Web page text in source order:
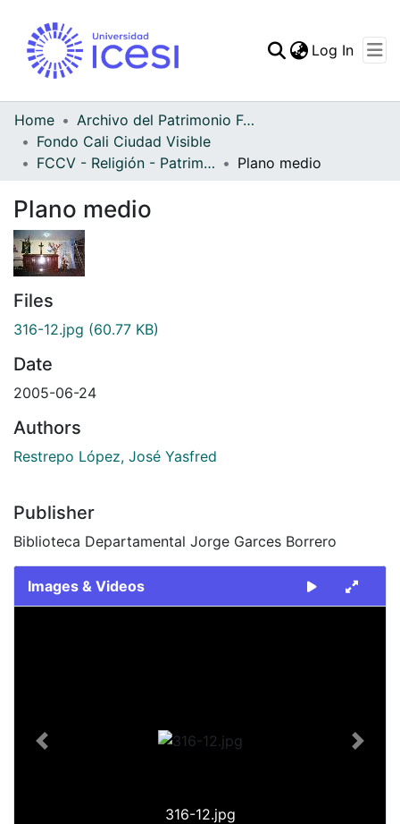
Log In
Home
Archivo del Patrimonio Fotográfico y Fílmico del Valle del Cauca
Fondo Cali Ciudad Visible
FCCV - Religión - Patrimonial
Plano medio
Plano medio
Files
316-12.jpg (60.77 KB)
Date
2005-06-24
Authors
Restrepo López, José Yasfred
Publisher
Biblioteca Departamental Jorge Garces Borrero
Images & Videos
316-12.jpg
Previous Next